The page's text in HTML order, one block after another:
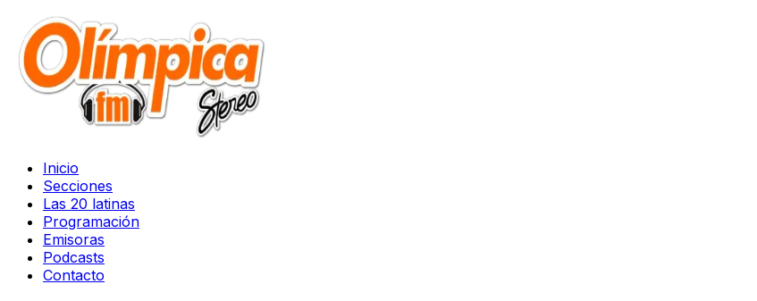
Inicio
Secciones
Las 20 latinas
Programación
Emisoras
Podcasts
Contacto